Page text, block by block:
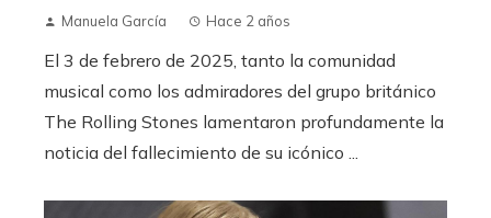
Manuela García Hace 2 años
El 3 de febrero de 2025, tanto la comunidad
musical como los admiradores del grupo británico
The Rolling Stones lamentaron profundamente la
noticia del fallecimiento de su icónico ...